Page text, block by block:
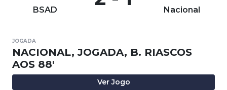
BSAD Nacional
JOGADA
NACIONAL, JOGADA, B. RIASCOS
AOS 88'
Ver Jogo